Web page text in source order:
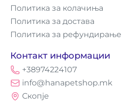
Политика за колачиња
Политика за достава
Политика за рефундирање
Контакт информации
+38974224107
info@hanapetshop.mk
Скопје